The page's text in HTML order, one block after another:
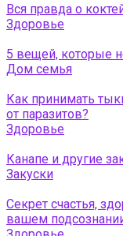
Вся правда о
Здоровье
5 вещей, которые
Дом семья
Как принимать
от паразитов?
Здоровье
Канапе и другие
Закуски
Секрет счастья,
вашем